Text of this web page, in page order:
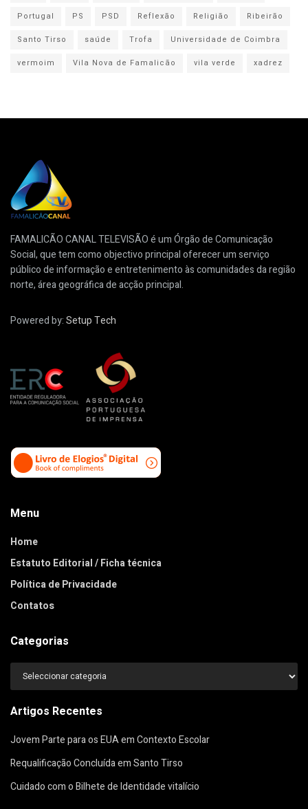
Portugal
PS PSD Reflexão Religião
Ribeirão
Santo Tirso
saúde Trofa
Universidade de Coimbra
vermoim
Vila Nova de Famalicão vila verde xadrez
FAMALICÃO CANAL TELEVISÃO é um Órgão de Comunicação
Social, que tem como objectivo principal oferecer um serviço
público de informação e entretenimento às comunidades da região
norte, área geográfica de acção principal.
Powered by:Setup Tech
Menu
Home
Estatuto Editorial / Ficha técnica
Política de Privacidade
Contatos
Categorias
Categorias
Artigos Recentes
Jovem Parte para os EUA em Contexto Escolar
Requalificação Concluída em Santo Tirso
Cuidado com o Bilhete de Identidade vitalício